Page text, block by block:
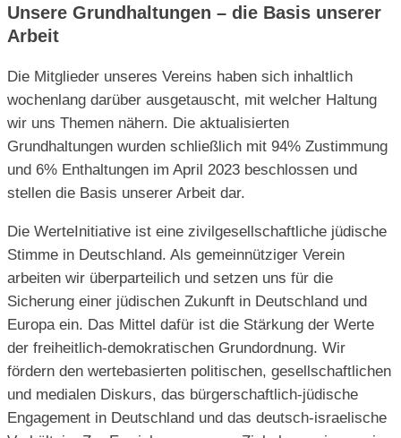
Unsere Grundhaltungen – die Basis unserer
Arbeit
Die Mitglieder unseres Vereins haben sich inhaltlich
wochenlang darüber ausgetauscht, mit welcher Haltung
wir uns Themen nähern. Die aktualisierten
Grundhaltungen wurden schließlich mit 94% Zustimmung
und 6% Enthaltungen im April 2023 beschlossen und
stellen die Basis unserer Arbeit dar.
Die WerteInitiative ist eine zivilgesellschaftliche jüdische
Stimme in Deutschland. Als gemeinnütziger Verein
arbeiten wir überparteilich und setzen uns für die
Sicherung einer jüdischen Zukunft in Deutschland und
Europa ein. Das Mittel dafür ist die Stärkung der Werte
der freiheitlich-demokratischen Grundordnung. Wir
fördern den wertebasierten politischen, gesellschaftlichen
und medialen Diskurs, das bürgerschaftlich-jüdische
Engagement in Deutschland und das deutsch-israelische